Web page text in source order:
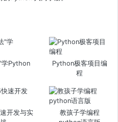
学Python
Python极客项目编
程
开发与实
教孩子学编程